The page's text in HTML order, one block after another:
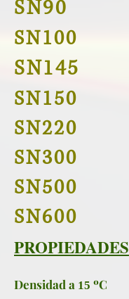
SN90
SN100
SN145
SN150
SN220
SN300
SN500
SN600
PROPIEDADES
Densidad a 15 ºC